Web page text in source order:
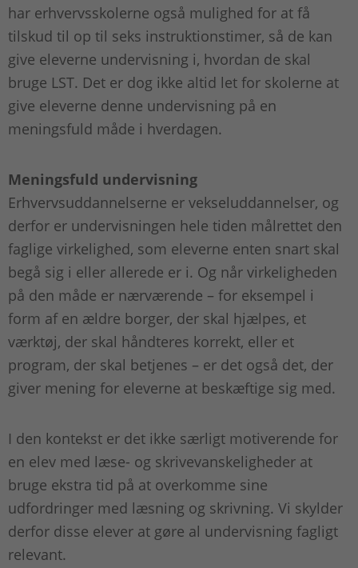
har erhvervsskolerne også mulighed for at få
tilskud til op til seks instruktionstimer, så de kan
give eleverne undervisning i, hvordan de skal
bruge LST. Det er dog ikke altid let for skolerne at
give eleverne denne undervisning på en
meningsfuld måde i hverdagen.
Meningsfuld undervisning
Erhvervsuddannelserne er vekseluddannelser, og
derfor er undervisningen hele tiden målrettet den
faglige virkelighed, som eleverne enten snart skal
begå sig i eller allerede er i. Og når virkeligheden
på den måde er nærværende – for eksempel i
form af en ældre borger, der skal hjælpes, et
værktøj, der skal håndteres korrekt, eller et
program, der skal betjenes – er det også det, der
giver mening for eleverne at beskæftige sig med.
I den kontekst er det ikke særligt motiverende for
en elev med læse- og skrivevanskeligheder at
bruge ekstra tid på at overkomme sine
udfordringer med læsning og skrivning. Vi skylder
derfor disse elever at gøre al undervisning fagligt
relevant.